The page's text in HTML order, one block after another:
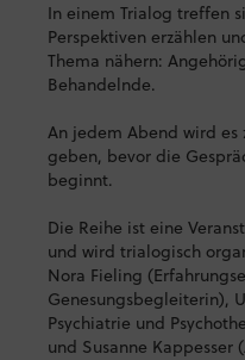
In einem Trialog treffen
Perspektiven erzählen
Thema nähern:
Behandelnde.
An jedem Abend wird es
geben, bevor die
beginnt.
Die Reihe ist eine
und wird trialogisch
Nora Fieling
Genesungsbegleiterin),
Psychiatrie und
und Susanne Kappesser